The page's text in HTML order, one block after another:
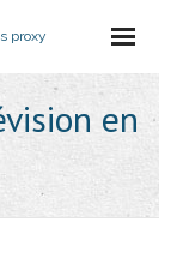
proxy
en